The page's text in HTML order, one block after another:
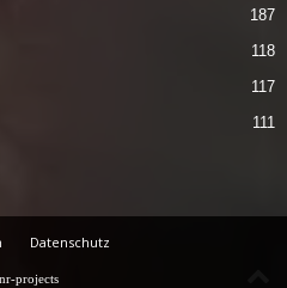
187
118
117
111
Datenschutz
projects